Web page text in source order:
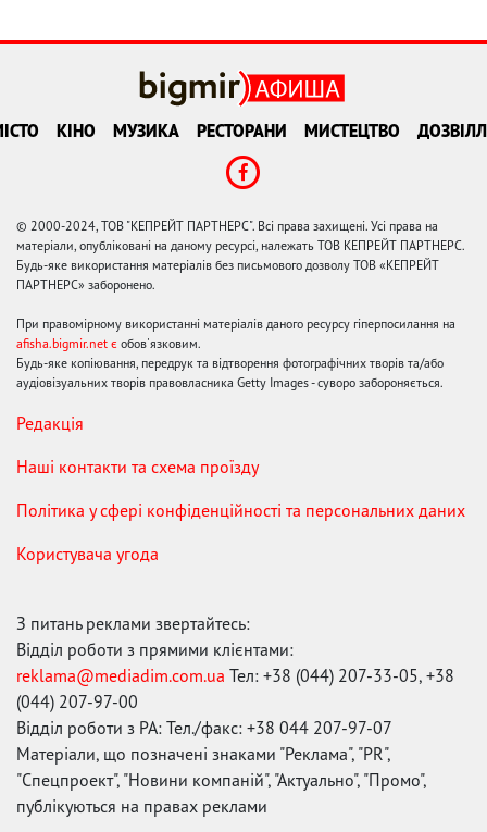
КІНО МУЗИКА РЕСТОРАНИ МИСТЕЦТВО
© 2000-2024, ТОВ "КЕПРЕЙТ ПАРТНЕРС". Всі права захищені. Усі права на
матеріали, опубліковані на даному ресурсі, належать ТОВ КЕПРЕЙТ ПАРТНЕРС.
Будь-яке використання матеріалів без письмового дозволу ТОВ «КЕПРЕЙТ
ПАРТНЕРС» заборонено.
При правомірному використанні матеріалів даного ресурсу гіперпосилання на
afisha.bigmir.net є обов'язковим.
Будь-яке копіювання, передрук та відтворення фотографічних творів та/або
аудіовізуальних творів правовласника Getty Images - суворо забороняється.
Редакція
Наші контакти та схема проїзду
Політика у сфері конфіденційності та персональних даних
Користувача угода
З питань реклами звертайтесь:
Відділ роботи з прямими клієнтами:
reklama@mediadim.com.ua Тел: +38 (044) 207-33-05, +38
(044) 207-97-00
Відділ роботи з РА: Тел./факс: +38 044 207-97-07
Матеріали, що позначені знаками "Реклама", "PR",
"Спецпроект", "Новини компаній", "Актуально", "Промо",
публікуються на правах реклами